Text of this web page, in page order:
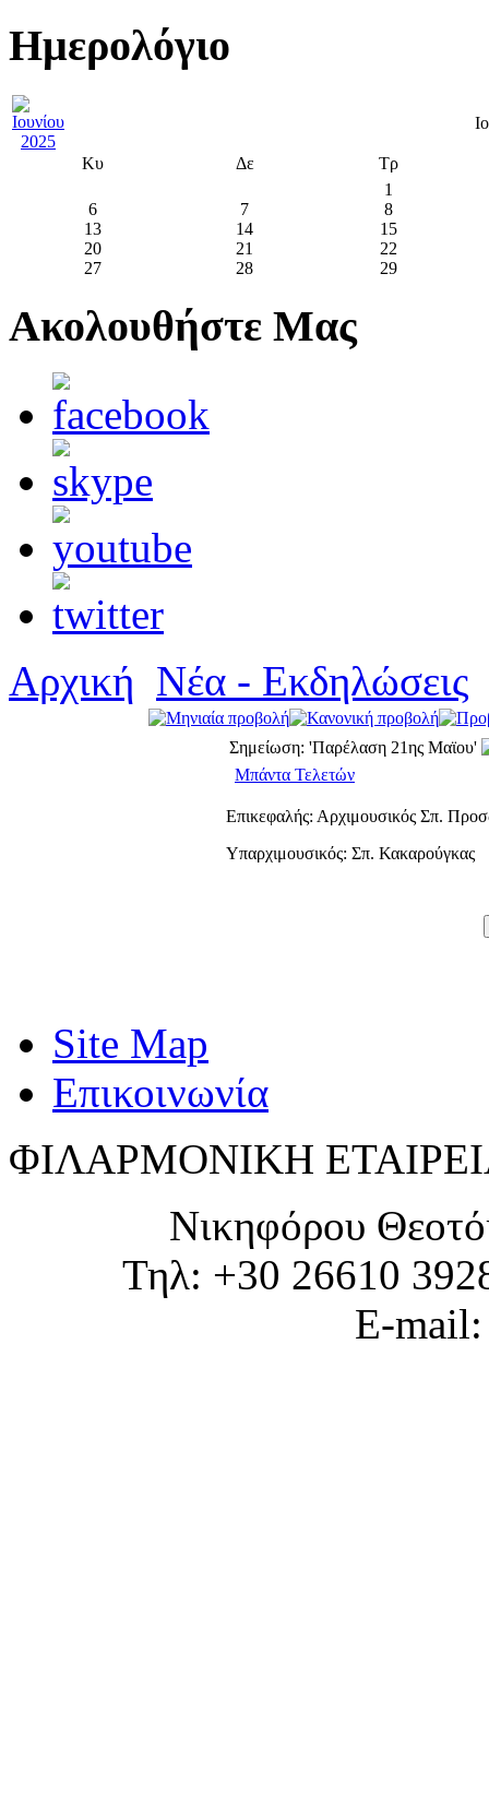
Ημερολόγιο
Κυ Δε
Τρ
1
6
7
8
13
14
15
20
21
22
27
28 29
Ακολουθήστε Μας
Αρχική Νέα - Εκδηλώσεις
Σημείωση: 'Παρέλαση 21ης Μαϊου'
Μπάντα Τελετών
Επικεφαλής: Αρχιμουσικός Σπ.
Υπαρχιμουσικός: Σπ. Κακαρούγκας
Site Map
Επικοινωνία
ΦΙΛΑΡΜΟΝΙΚΗ
Νικηφόρου
Τηλ: +30 26610
E-